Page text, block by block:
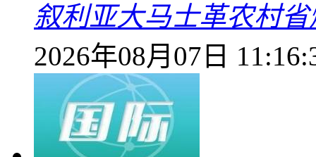
叙利亚大马士革农村
2026年08月07日